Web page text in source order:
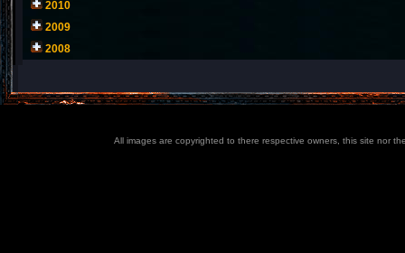
2010
2009
2008
All images are copyrighted to there respective owners, this site nor